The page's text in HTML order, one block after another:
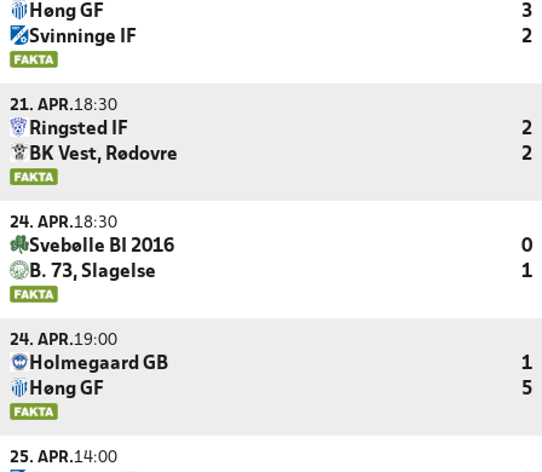
Høng GF
3
Svinninge IF
2
21. APR.18:30
Ringsted IF
2
BK Vest, Rødovre
2
24. APR.18:30
Svebølle BI 2016
0
B. 73, Slagelse
1
24. APR.19:00
Holmegaard GB
1
Høng GF
5
25. APR.14:00